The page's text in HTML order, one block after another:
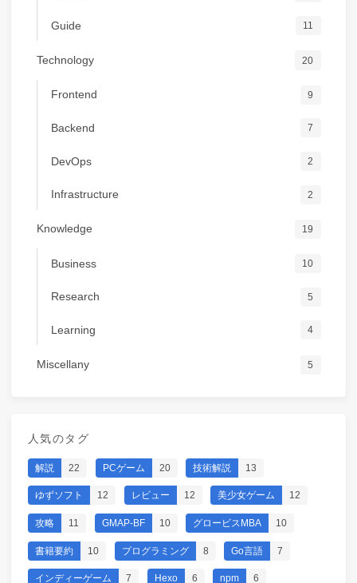
Guide 11
Technology 20
Frontend 9
Backend 7
DevOps 2
Infrastructure 2
Knowledge 19
Business 10
Research 5
Learning 4
Miscellany 5
人気のタグ
解説 22 PCゲーム 20 技術解説 13
ゆずソフト 12 レビュー 12 美少女ゲーム 12
攻略 11 GMAP-BF 10 グロービスMBA 10
書籍要約 10 プログラミング 8 Go言語 7
インディーゲーム 7 Hexo 6 npm 6